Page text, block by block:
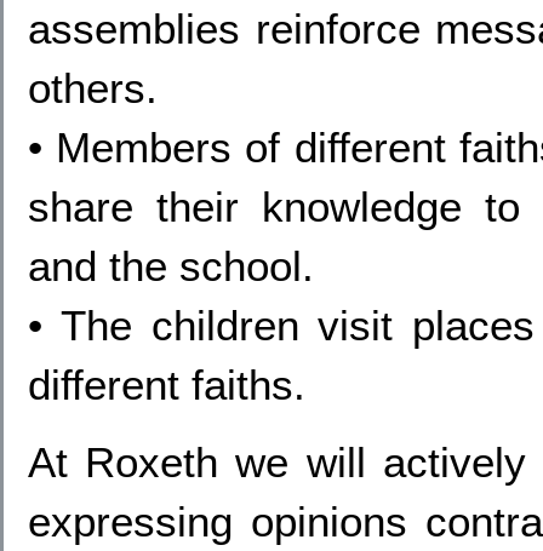
assemblies reinforce
others.
• Members of different
share their knowledge to
and the school.
• The children visit
different faiths.
At Roxeth we will
expressing opinions